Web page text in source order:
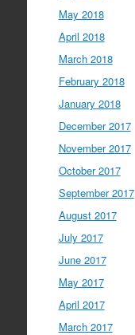
May 2018
April 2018
March 2018
February 2018
January 2018
December 2017
November 2017
October 2017
September 2017
August 2017
July 2017
June 2017
May 2017
April 2017
March 2017